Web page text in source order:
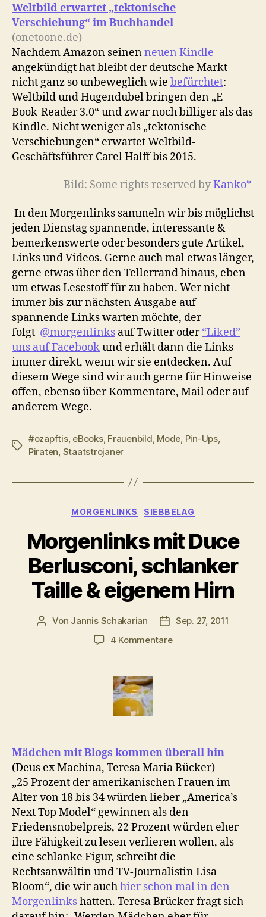
Weltbild erwartet „tektonische
Verschiebung“ im Buchhandel
(onetoone.de)
Nachdem Amazon seinenneuen Kindle
angekündigt hat bleibt der deutsche Markt
nicht ganz so unbeweglich wie befürchtet:
Weltbild und Hugendubel bringen den „E-
Book-Reader 3.0“ und zwar noch billiger als das
Kindle. Nicht weniger als „tektonische
Verschiebungen“ erwartet Weltbild-
Geschäftsführer Carel Halff bis 2015.
Bild: Some rights reservedbyKanko*
In den Morgenlinks sammeln wir bis möglichst
jeden Dienstag spannende, interessante &
bemerkenswerte oder besonders gute Artikel,
Links und Videos. Gerne auch mal etwas länger,
gerne etwas über den Tellerrand hinaus, eben
um etwas Lesestoff für zu haben. Wer nicht
immer bis zur nächsten Ausgabe auf
spannende Links warten möchte, der
folgt @morgenlinks auf Twitter oder“Liked”
uns auf Facebookund erhält dann die Links
immer direkt, wenn wir sie entdecken. Auf
diesem Wege sind wir auch gerne für Hinweise
offen, ebenso über Kommentare, Mail oder auf
anderem Wege.
Schlagwörter
#ozapftis, eBooks, Frauenbild, Mode, Pin-Ups,
Piraten, Staatstrojaner
Kategorien
MORGENLINKS SIEBBELAG
Morgenlinks mit Duce
Berlusconi, schlanker
Taille & eigenem Hirn
Beitragsautor
Von Jannis Schakarian
Sep. 27, 2011
4 Kommentarezu
Hirn
Mädchen mit Blogs kommen überall hin
(Deus ex Machina, Teresa Maria Bücker)
„25 Prozent der amerikanischen Frauen im
Alter von 18 bis 34 würden lieber „America’s
Next Top Model“ gewinnen als den
Friedensnobelpreis, 22 Prozent würden eher
ihre Fähigkeit zu lesen verlieren wollen, als
eine schlanke Figur, schreibt die
Rechtsanwältin und TV-Journalistin Lisa
Bloom“, die wir auchhier schon mal in den
Morgenlinkshatten. Teresa Brücker fragt sich